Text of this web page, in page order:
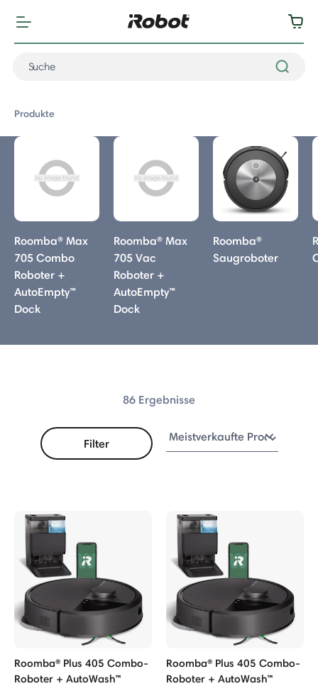
Produkte
Roomba® Max
705 Combo
Roboter +
AutoEmpty™
Dock
Roomba® Max
705 Vac
Roboter +
AutoEmpty™
Dock
Roomba®
Saugroboter
Vac
Combo
AutoEmpty™-Dock
Roboter
86 Ergebnisse
Filter
Roomba® Plus 405 Combo-
Roboter + AutoWash™
Roomba® Plus 405 Combo-
Roboter + AutoWash™